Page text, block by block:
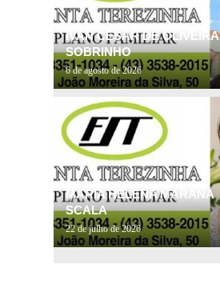
IVAN CESAR DE OLIVEIRA
SOBRINHO
6 de agosto de 2026
MARIA HELENA MARANA
SCALA
22 de julho de 2026